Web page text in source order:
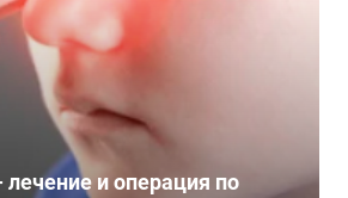
и операция по